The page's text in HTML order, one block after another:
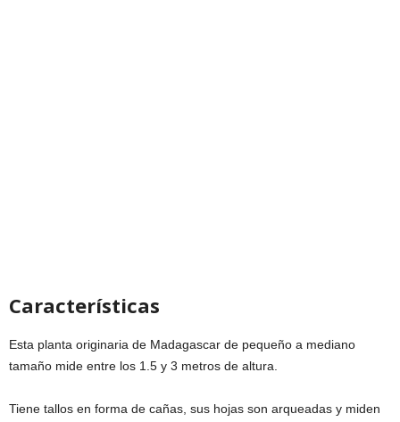
Características
Esta planta originaria de Madagascar de pequeño a mediano
tamaño mide entre los 1.5 y 3 metros de altura.
Tiene tallos en forma de cañas, sus hojas son arqueadas y miden